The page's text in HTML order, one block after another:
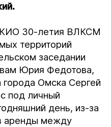
30-летия ВЛКСМ
территорий
заседании
Юрия Федотова,
города Омска Сергей
под личный
день, из-за
аренды между